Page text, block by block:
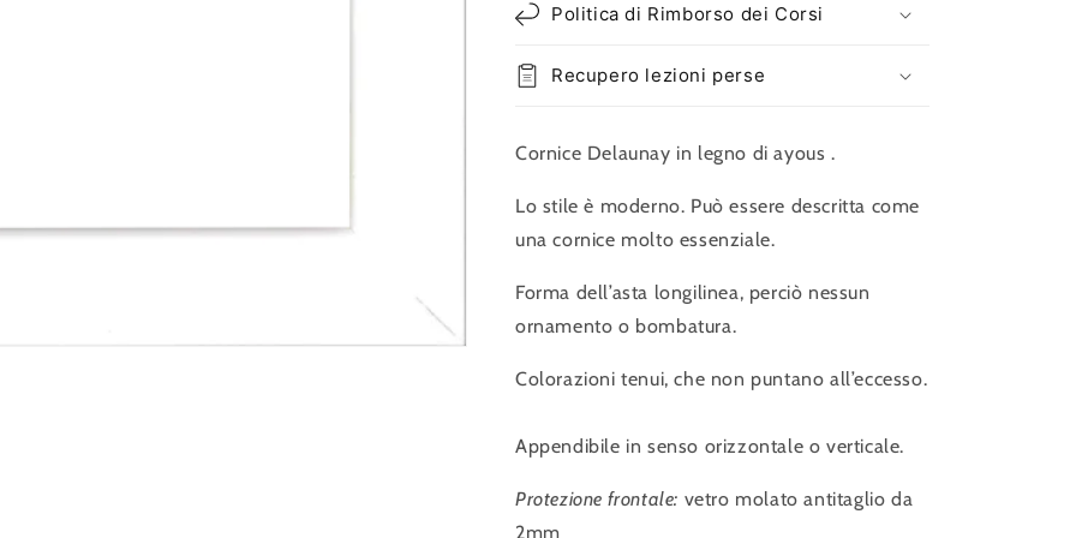
Politica di Rimborso dei Corsi
Recupero lezioni perse
Cornice Delaunay in legno di ayous .
Lo stile è moderno. Può essere descritta come
una cornice molto essenziale.
Forma dell’asta longilinea, perciò nessun
ornamento o bombatura.
Colorazioni tenui, che non puntano all’eccesso.
Appendibile in senso orizzontale o verticale.
Protezione frontale: vetro molato antitaglio da
2mm